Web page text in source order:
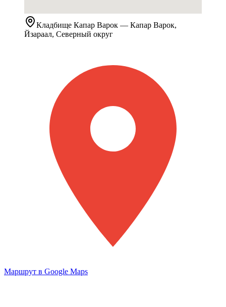
Кладбище Капар Варок — Капар Варок,
Йзараал, Северный округ
Маршрут в Google Maps